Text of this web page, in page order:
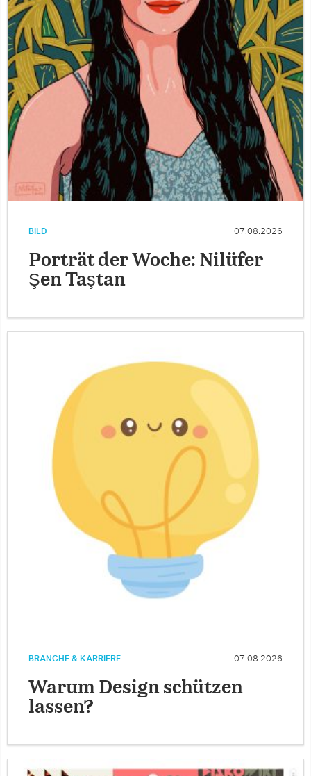
BILD 07.08.2026
Porträt der Woche: Nilüfer
Şen Taştan
BRANCHE & KARRIERE 07.08.2026
Warum Design schützen
lassen?